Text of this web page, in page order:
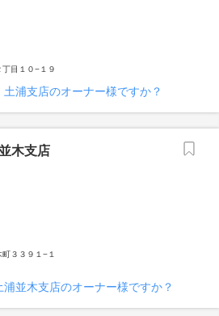
目１０−１９
浦支店のオーナー様ですか？
木支店
３３９１−１
並木支店のオーナー様ですか？